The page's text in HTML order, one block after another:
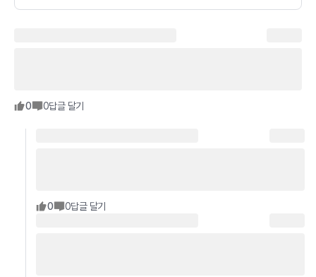
0 0답글 달기
0 0답글 달기